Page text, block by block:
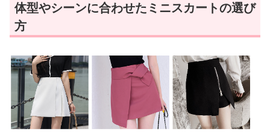
体型やシーンに合わせたミニスカートの選び
方